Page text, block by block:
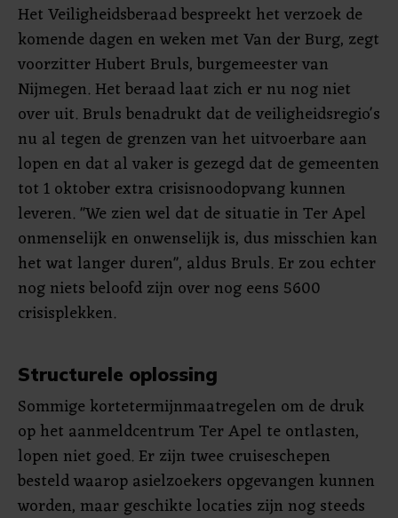
Het Veiligheidsberaad bespreekt het verzoek de
komende dagen en weken met Van der Burg, zegt
voorzitter Hubert Bruls, burgemeester van
Nijmegen. Het beraad laat zich er nu nog niet
over uit. Bruls benadrukt dat de veiligheidsregio's
nu al tegen de grenzen van het uitvoerbare aan
lopen en dat al vaker is gezegd dat de gemeenten
tot 1 oktober extra crisisnoodopvang kunnen
leveren. "We zien wel dat de situatie in Ter Apel
onmenselijk en onwenselijk is, dus misschien kan
het wat langer duren", aldus Bruls. Er zou echter
nog niets beloofd zijn over nog eens 5600
crisisplekken.
Structurele oplossing
Sommige kortetermijnmaatregelen om de druk
op het aanmeldcentrum Ter Apel te ontlasten,
lopen niet goed. Er zijn twee cruiseschepen
besteld waarop asielzoekers opgevangen kunnen
worden, maar geschikte locaties zijn nog steeds